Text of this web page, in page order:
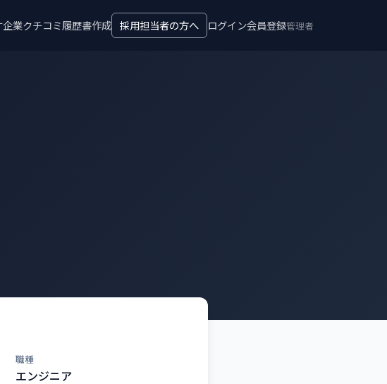
企業クチコミ履歴書作成 採用担当者の方へ ログイン会員登録管理者
職種
エンジニア